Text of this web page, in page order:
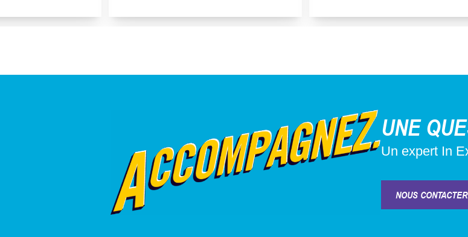
UNE
Un expert In
NOUS CONTACTER